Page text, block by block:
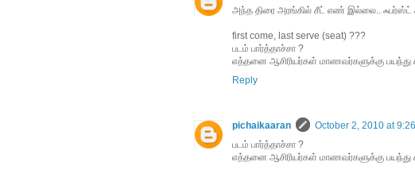
அந்த திரை அரங்கில் சீட் எண் இல்லை.. ஃபர்ஸ்ட்
first come, last serve (seat) ???
படம் பார்த்தாச்சா ?
எத்தனை ஆசிரியர்கள் மாணவர்களுக்கு பயந்து
Reply
pichaikaaran
October 2, 2010 at
படம் பார்த்தாச்சா ?
எத்தனை ஆசிரியர்கள் மாணவர்களுக்கு பயந்து